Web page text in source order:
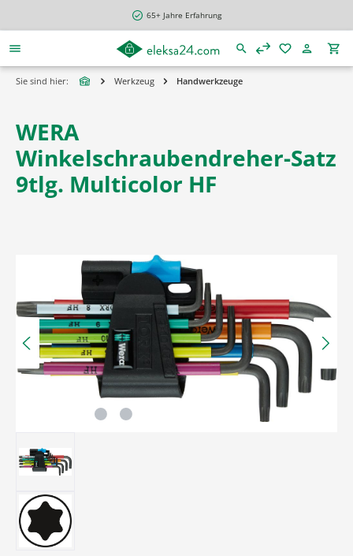
65+ Jahre Erfahrung
Sie sind hier: Werkzeug Handwerkzeuge
WERA
Winkelschraubendreher-Satz
9tlg. Multicolor HF
Bildergalerie überspringen